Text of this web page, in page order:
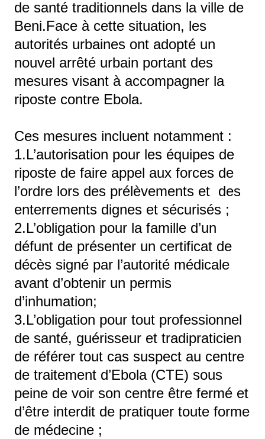
de santé traditionnels dans la ville de
Beni.Face à cette situation, les
autorités urbaines ont adopté un
nouvel arrêté urbain portant des
mesures visant à accompagner la
riposte contre Ebola.
Ces mesures incluent notamment :
1.L’autorisation pour les équipes de
riposte de faire appel aux forces de
l’ordre lors des prélèvements et des
enterrements dignes et sécurisés ;
2.L’obligation pour la famille d’un
défunt de présenter un certificat de
décès signé par l’autorité médicale
avant d’obtenir un permis
d’inhumation;
3.L’obligation pour tout professionnel
de santé, guérisseur et tradipraticien
de référer tout cas suspect au centre
de traitement d’Ebola (CTE) sous
peine de voir son centre être fermé et
d’être interdit de pratiquer toute forme
de médecine ;